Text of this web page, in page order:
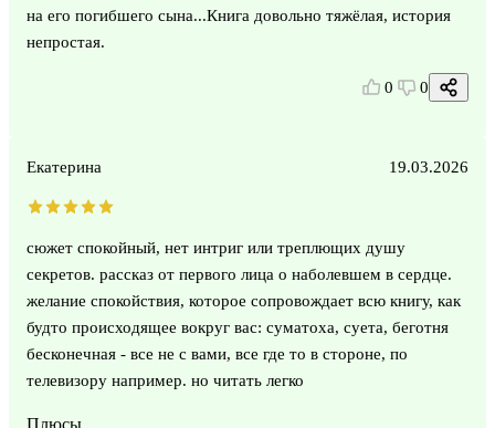
на его погибшего сына...Книга довольно тяжёлая, история
непростая.
0 0
Екатерина 19.03.2026
сюжет спокойный, нет интриг или треплющих душу
секретов. рассказ от первого лица о наболевшем в сердце.
желание спокойствия, которое сопровождает всю книгу, как
будто происходящее вокруг вас: суматоха, суета, беготня
бесконечная - все не с вами, все где то в стороне, по
телевизору например. но читать легко
Плюсы